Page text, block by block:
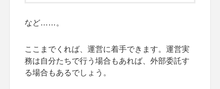
など……。
ここまでくれば、運営に着手できます。運営実
務は自分たちで行う場合もあれば、外部委託す
る場合もあるでしょう。